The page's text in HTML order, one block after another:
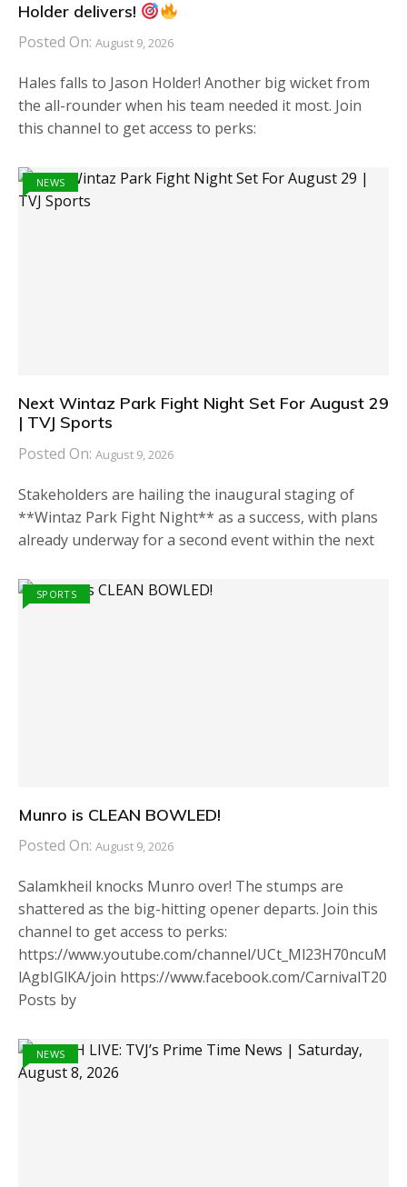
Holder delivers!
Posted On: August 9, 2026
Hales falls to Jason Holder! Another big wicket from
the all-rounder when his team needed it most. Join
this channel to get access to perks:
NEWS
Next Wintaz Park Fight Night Set For August 29
| TVJ Sports
Posted On: August 9, 2026
Stakeholders are hailing the inaugural staging of
**Wintaz Park Fight Night** as a success, with plans
already underway for a second event within the next
SPORTS
Munro is CLEAN BOWLED!
Posted On: August 9, 2026
Salamkheil knocks Munro over! The stumps are
shattered as the big-hitting opener departs. Join this
channel to get access to perks:
https://www.youtube.com/channel/UCt_Ml23H70ncuM
lAgbIGlKA/join https://www.facebook.com/CarnivalT20
Posts by
NEWS